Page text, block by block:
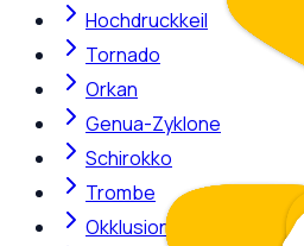
Hochdruckkeil
Tornado
Orkan
Genua-Zyklone
Schirokko
Trombe
Okklusion